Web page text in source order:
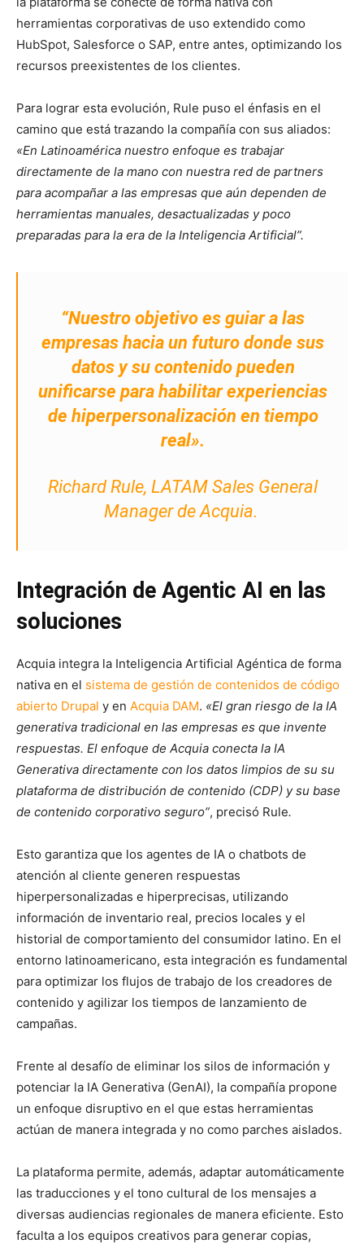
herramientas corporativas de uso extendido como
HubSpot, Salesforce o SAP, entre antes, optimizando los
recursos preexistentes de los clientes.
Para lograr esta evolución, Rule puso el énfasis en el
camino que está trazando la compañía con sus aliados:
«En Latinoamérica nuestro enfoque es trabajar
directamente de la mano con nuestra red de partners
para acompañar a las empresas que aún dependen de
herramientas manuales, desactualizadas y poco
preparadas para la era de la Inteligencia Artificial”.
“Nuestro objetivo es guiar a las
empresas hacia un futuro donde sus
datos y su contenido pueden
unificarse para habilitar experiencias
de hiperpersonalización en tiempo
real».
Richard Rule, LATAM Sales General
Manager de Acquia.
Integración de Agentic AI en las
soluciones
Acquia integra la Inteligencia Artificial Agéntica de forma
nativa en el sistema de gestión de contenidos de código
abierto Drupal y en Acquia DAM. «El gran riesgo de la IA
generativa tradicional en las empresas es que invente
respuestas. El enfoque de Acquia conecta la IA
Generativa directamente con los datos limpios de su su
plataforma de distribución de contenido (CDP) y su base
de contenido corporativo seguro”, precisó Rule.
Esto garantiza que los agentes de IA o chatbots de
atención al cliente generen respuestas
hiperpersonalizadas e hiperprecisas, utilizando
información de inventario real, precios locales y el
historial de comportamiento del consumidor latino. En el
entorno latinoamericano, esta integración es fundamental
para optimizar los flujos de trabajo de los creadores de
contenido y agilizar los tiempos de lanzamiento de
campañas.
Frente al desafío de eliminar los silos de información y
potenciar la IA Generativa (GenAI), la compañía propone
un enfoque disruptivo en el que estas herramientas
actúan de manera integrada y no como parches aislados.
La plataforma permite, además, adaptar automáticamente
las traducciones y el tono cultural de los mensajes a
diversas audiencias regionales de manera eficiente. Esto
faculta a los equipos creativos para generar copias,